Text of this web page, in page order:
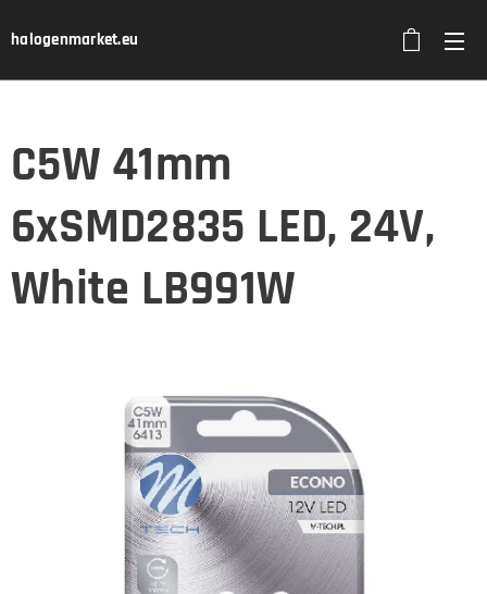
halogenmarket.eu
C5W 41mm
6xSMD2835 LED, 24V,
White LB991W